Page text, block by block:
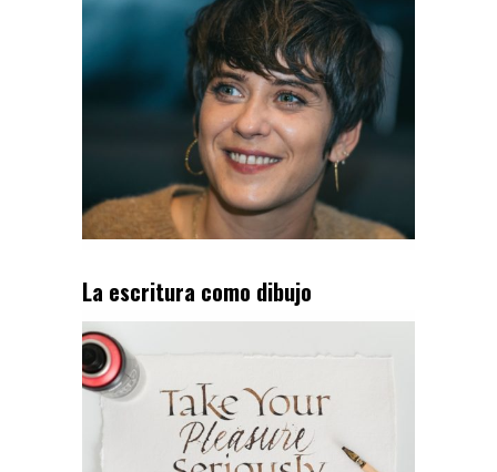
La escritura como dibujo